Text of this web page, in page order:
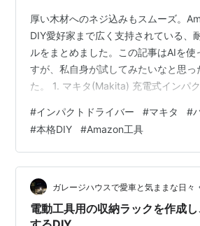
厚い木材へのネジ込みもスムーズ。
DIY愛好家まで広く支持されている、
ルをまとめました。この記事はAIを使
すが、私自身が試してみたいなと思っ
た。 1. マキタ(Makita) 充電式インパ
たモデル。「パワー不足を感じたくな
が正解です。 マキタ(Makita) DIYモデ
14.4V M697DSXMakita(マキタ
コーキ) 14.4V インパクトドライバ
#インパクトドライバー #マキタ #
#本格DIY #Amazon工具
ガレージハウスで愛車と気ままな日々
電動工具用の収納ラックを作成